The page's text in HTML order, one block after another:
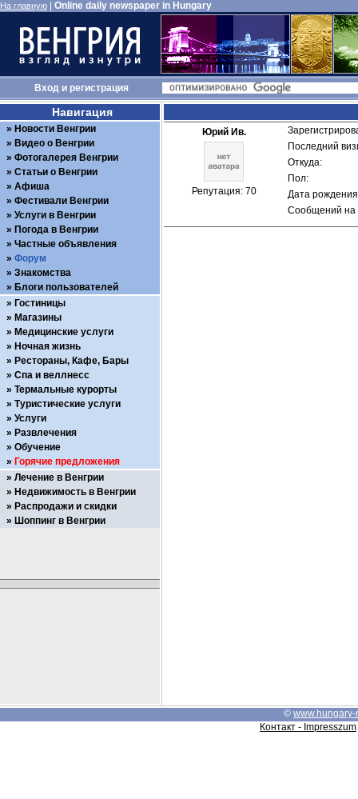
На главную Online daily newspaper in Hungary
Входи регистрация
Юрий Ив.
Репутация: 70
Последний
Откуда:
Пол:
Дата
Сообщений на
Навигация
Новости Венгрии
Видео о Венгрии
Фотогалерея Венгрии
Статьи о Венгрии
Афиша
Фестивали Венгрии
Услуги в Венгрии
Погода в Венгрии
Частные объявления
Форум
Знакомства
Блоги пользователей
Гостиницы
Магазины
Медицинские услуги
Ночная жизнь
Рестораны, Кафе, Бары
Спа и веллнесс
Термальные курорты
Туристические услуги
Услуги
Развлечения
Обучение
Горячие предложения
Лечение в Венгрии
Недвижимость в Венгрии
Распродажи и скидки
Шоппинг в Венгрии
© www.hungary-
Контакт - Impresszum